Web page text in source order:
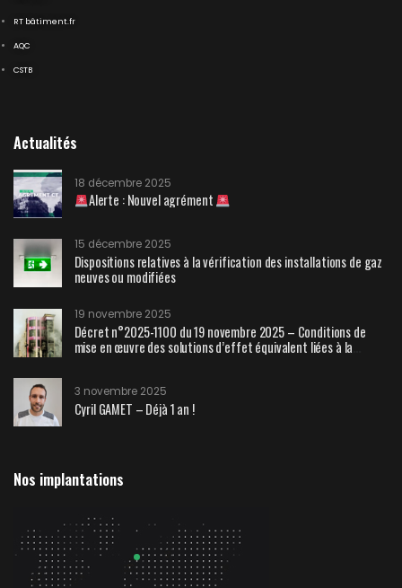
RT bâtiment.fr
AQC
CSTB
Actualités
18 décembre 2025
Alerte : Nouvel agrément
15 décembre 2025
Dispositions relatives à la vérification des installations de gaz
neuves ou modifiées
19 novembre 2025
Décret n°2025-1100 du 19 novembre 2025 – Conditions de
mise en œuvre des solutions d’effet équivalent liées à la
3 novembre 2025
Cyril GAMET – Déjà 1 an !
Nos implantations